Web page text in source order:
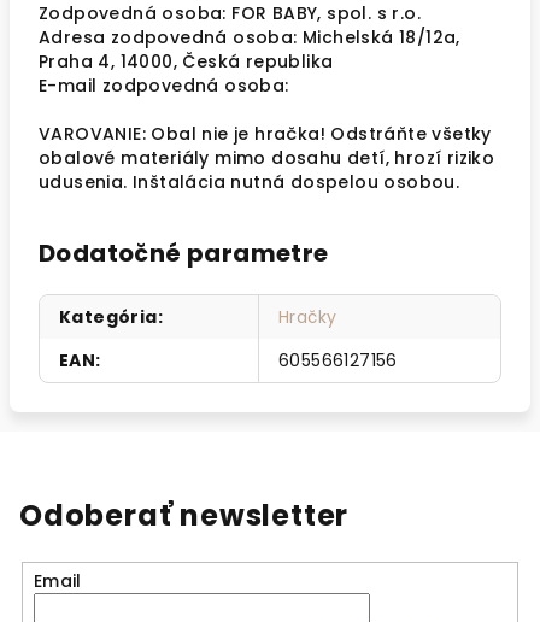
Zodpovedná osoba: FOR BABY, spol. s r.o.
Adresa zodpovedná osoba: Michelská 18/12a,
Praha 4, 14000, Česká republika
E-mail zodpovedná osoba:
VAROVANIE: Obal nie je hračka! Odstráňte všetky
obalové materiály mimo dosahu detí, hrozí riziko
udusenia. Inštalácia nutná dospelou osobou.
Dodatočné parametre
Kategória:
Hračky
EAN: 605566127156
Odoberať newsletter
Email